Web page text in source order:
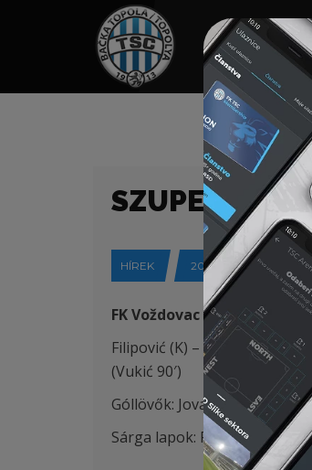
HOME
SZUPER
HÍREK 2023-04-12
FK Voždovac (Beograd) –
Filipović (K) – Krstić, Stojić,
(Vukić 90′)
Góllövők: Jovanović 22′,
Sárga lapok: Ratkov 58‘,Ili ć